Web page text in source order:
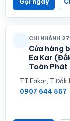
Gọi ngay
CHI NHÁNH 27
Cửa hàng
Ea Kar
Toàn Phát
TT.Eakar, T.Đắk
0907 644 557